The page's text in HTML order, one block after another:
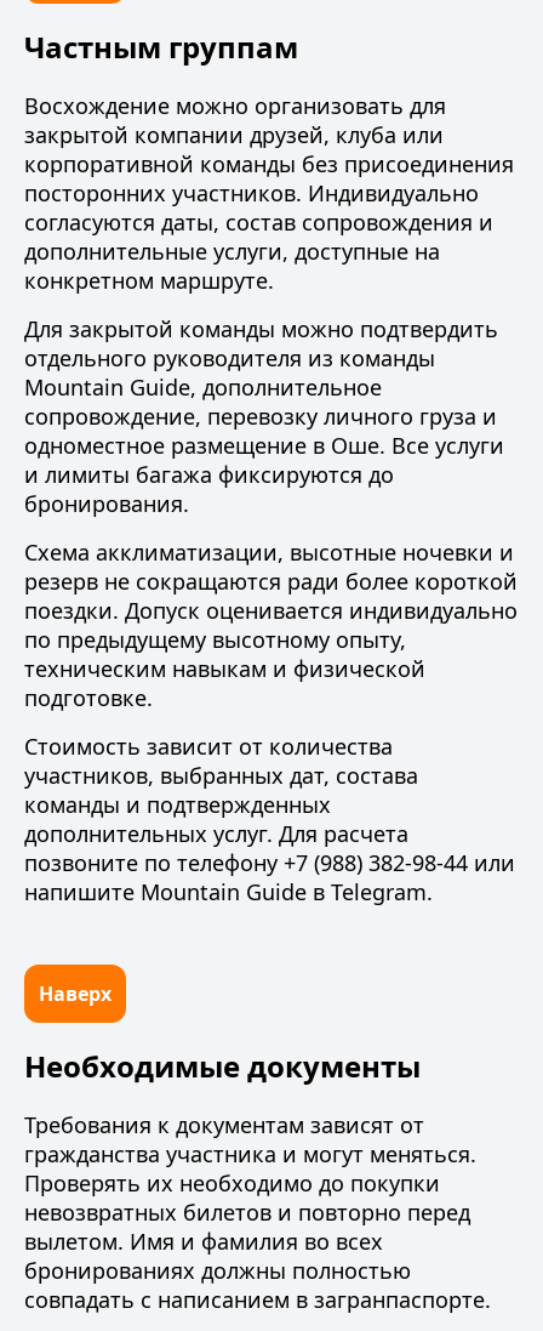
Частным группам
Восхождение можно организовать для
закрытой компании друзей, клуба или
корпоративной команды без присоединения
посторонних участников. Индивидуально
согласуются даты, состав сопровождения и
дополнительные услуги, доступные на
конкретном маршруте.
Для закрытой команды можно подтвердить
отдельного руководителя из команды
Mountain Guide, дополнительное
сопровождение, перевозку личного груза и
одноместное размещение в Оше. Все услуги
и лимиты багажа фиксируются до
бронирования.
Схема акклиматизации, высотные ночевки и
резерв не сокращаются ради более короткой
поездки. Допуск оценивается индивидуально
по предыдущему высотному опыту,
техническим навыкам и физической
подготовке.
Стоимость зависит от количества
участников, выбранных дат, состава
команды и подтвержденных
дополнительных услуг. Для расчета
позвоните по телефону +7 (988) 382-98-44 или
напишите Mountain Guide в Telegram.
Наверх
Необходимые документы
Требования к документам зависят от
гражданства участника и могут меняться.
Проверять их необходимо до покупки
невозвратных билетов и повторно перед
вылетом. Имя и фамилия во всех
бронированиях должны полностью
совпадать с написанием в загранпаспорте.